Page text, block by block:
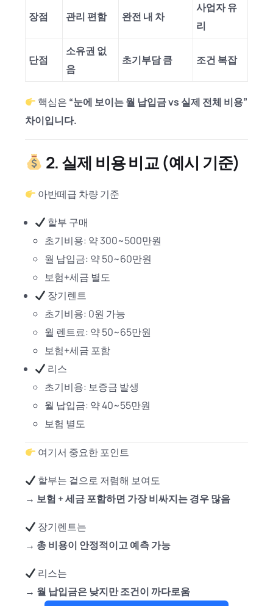
장점 관리 편함 완전 내 차
사업자 유
리
단점
소유권 없
음
초기부담 큼 조건 복잡
핵심은 “눈에 보이는 월 납입금 vs 실제 전체 비용”
차이입니다.
2. 실제 비용 비교 (예시 기준)
아반떼급 차량 기준
할부 구매
초기비용: 약 300~500만원
월 납입금: 약 50~60만원
보험+세금 별도
장기렌트
초기비용: 0원 가능
월 렌트료: 약 50~65만원
보험+세금 포함
리스
초기비용: 보증금 발생
월 납입금: 약 40~55만원
보험 별도
여기서 중요한 포인트
할부는 겉으로 저렴해 보여도
→ 보험 + 세금 포함하면 가장 비싸지는 경우 많음
장기렌트는
→ 총 비용이 안정적이고 예측 가능
리스는
→ 월 납입금은 낮지만 조건이 까다로움